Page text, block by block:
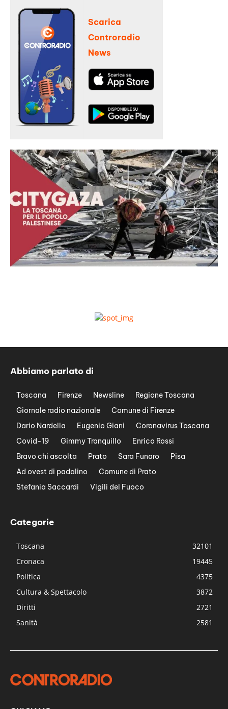
Scarica
Controradio
News
Abbiamo parlato di
Toscana Firenze Newsline
Regione Toscana
Giornale radio nazionale
Comune di Firenze
Dario Nardella
Eugenio Giani
Coronavirus Toscana
Covid-19
Gimmy Tranquillo
Enrico Rossi
Bravo chi ascolta
Prato Sara Funaro
Pisa
Ad ovest di padalino
Comune di Prato
Stefania Saccardi
Vigili del Fuoco
Categorie
Toscana
32101
Cronaca
19445
Politica
4375
Cultura & Spettacolo
3872
Diritti
2721
Sanità
2581